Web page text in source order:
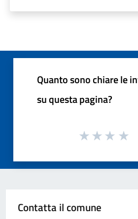
Quanto sono chiare le
su questa pagina?
Contatta il comune